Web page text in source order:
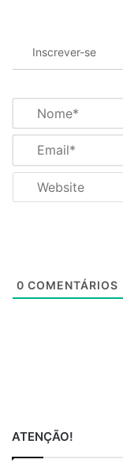
Inscrever-se
0 COMENTÁRIOS
ATENÇÃO!